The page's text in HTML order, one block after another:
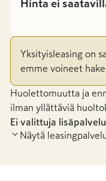
Hinta ei
Yksityisleasing on
emme voineet
Huolettomuutta ja
ilman yllättäviä
Ei valittuja
Näytä